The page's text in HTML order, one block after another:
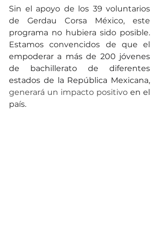
Sin el apoyo de los 39 voluntarios
de Gerdau Corsa México, este
programa no hubiera sido posible.
empoderar a más de 200 jóvenes
de bachillerato de diferentes
generará un impacto positivo en el
país.